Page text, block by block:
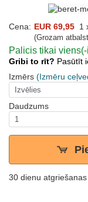
Cena: EUR 69,95 1
(Grozam
Palicis tikai
Gribi to rīt? Pasūtīt
Izmērs (Izmēru
Daudzums
30 dienu